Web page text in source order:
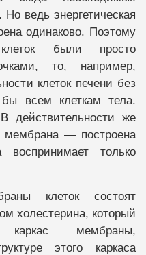
ведь энергетическая
одинаково. Поэтому
были просто
то, например,
клеток печени без
бы всем клеткам тела.
действительности же
мембрана — построена
только
клеток состоят
холестерина, который
мембраны,
этого каркаса